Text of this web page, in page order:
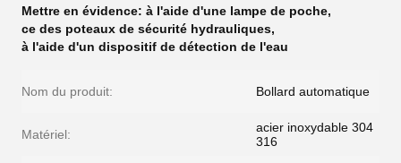
Mettre en évidence: à l'aide d'une lampe de poche,
ce des poteaux de sécurité hydrauliques,
à l'aide d'un dispositif de détection de l'eau
Nom du produit: Bollard automatique
Matériel:
acier inoxydable 304
316